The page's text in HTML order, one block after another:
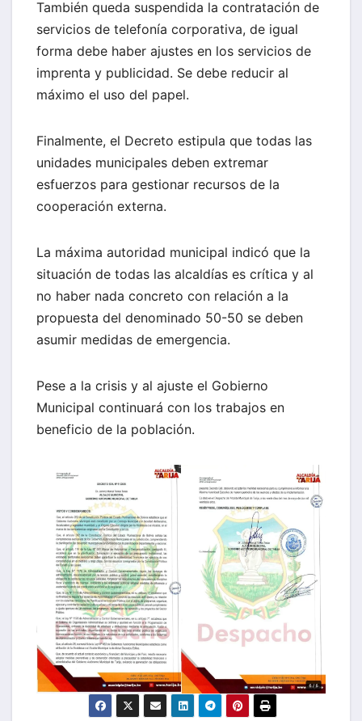
También queda suspendida la contratación de
servicios de telefonía corporativa, de igual
forma debe haber ajustes en los servicios de
imprenta y publicidad. Se debe reducir al
máximo el uso del papel.
Finalmente, el Decreto estipula que todas las
unidades municipales deben extremar
esfuerzos para gestionar recursos de la
cooperación externa.
La máxima autoridad municipal indicó que la
situación de todas las alcaldías es crítica y al
no haber nada concreto con relación a la
propuesta del denominado 50-50 se deben
asumir medidas de emergencia.
Pese a la crisis y al ajuste el Gobierno
Municipal continuará con los trabajos en
beneficio de la población.